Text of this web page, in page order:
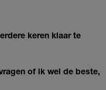
keren klaar te
of ik wel de beste,